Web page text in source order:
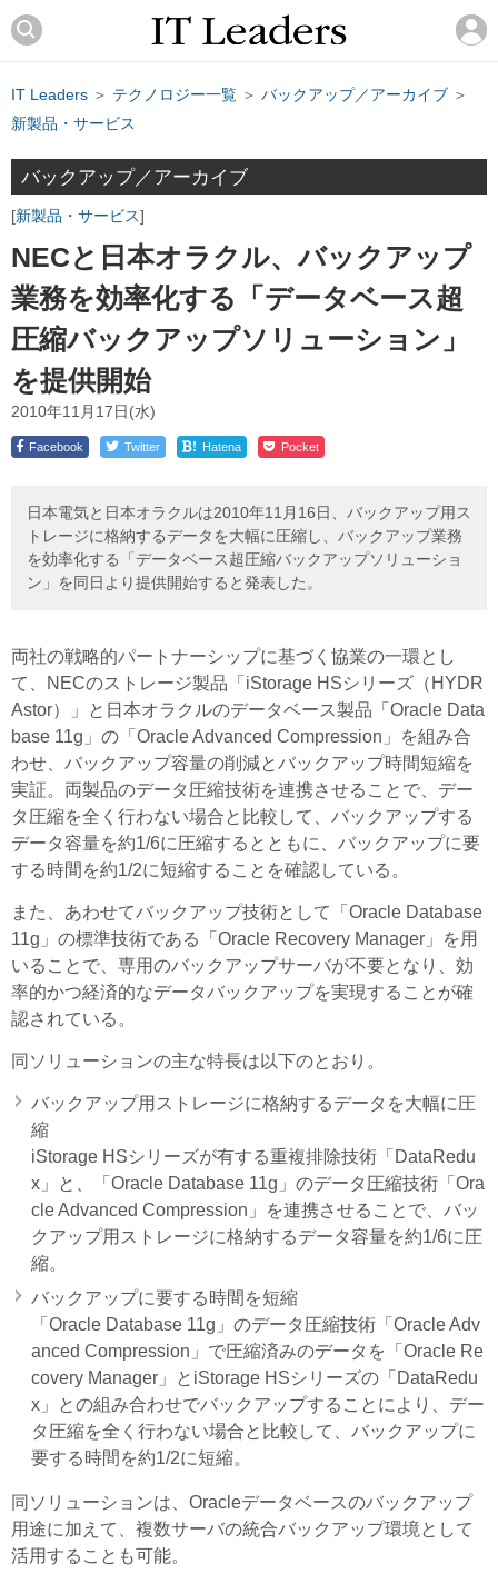
IT Leaders ＞ テクノロジー一覧 ＞ バックアップ／アーカイブ ＞
新製品・サービス
バックアップ／アーカイブ
新製品・サービス
NECと日本オラクル、バックアップ
業務を効率化する「データベース超
圧縮バックアップソリューション」
を提供開始
2010年11月17日(水)
Facebook Twitter ! Hatena Pocket
日本電気と日本オラクルは2010年11月16日、バックアップ用ス
トレージに格納するデータを大幅に圧縮し、バックアップ業務
を効率化する「データベース超圧縮バックアップソリューショ
ン」を同日より提供開始すると発表した。
両社の戦略的パートナーシップに基づく協業の一環とし
て、NECのストレージ製品「iStorage HSシリーズ（HYDR
Astor）」と日本オラクルのデータベース製品「Oracle Data
base 11g」の「Oracle Advanced Compression」を組み合
わせ、バックアップ容量の削減とバックアップ時間短縮を
実証。両製品のデータ圧縮技術を連携させることで、デー
タ圧縮を全く行わない場合と比較して、バックアップする
データ容量を約1/6に圧縮するとともに、バックアップに要
する時間を約1/2に短縮することを確認している。
また、あわせてバックアップ技術として「Oracle Database
11g」の標準技術である「Oracle Recovery Manager」を用
いることで、専用のバックアップサーバが不要となり、効
率的かつ経済的なデータバックアップを実現することが確
認されている。
同ソリューションの主な特長は以下のとおり。
バックアップ用ストレージに格納するデータを大幅に圧
縮
iStorage HSシリーズが有する重複排除技術「DataRedu
x」と、「Oracle Database 11g」のデータ圧縮技術「Ora
cle Advanced Compression」を連携させることで、バッ
クアップ用ストレージに格納するデータ容量を約1/6に圧
縮。
バックアップに要する時間を短縮
「Oracle Database 11g」のデータ圧縮技術「Oracle Adv
anced Compression」で圧縮済みのデータを「Oracle Re
covery Manager」とiStorage HSシリーズの「DataRedu
x」との組み合わせでバックアップすることにより、デー
タ圧縮を全く行わない場合と比較して、バックアップに
要する時間を約1/2に短縮。
同ソリューションは、Oracleデータベースのバックアップ
用途に加えて、複数サーバの統合バックアップ環境として
活用することも可能。